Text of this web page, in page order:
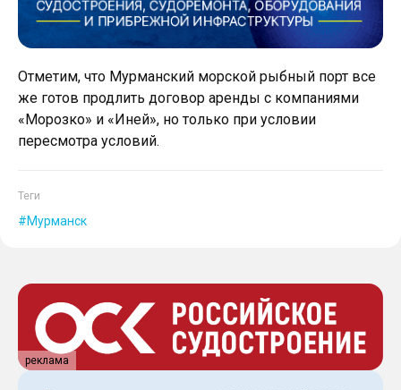
Отметим, что Мурманский морской рыбный порт все
же готов продлить договор аренды с компаниями
«Морозко» и «Иней», но только при условии
пересмотра условий.
Теги
Мурманск
реклама